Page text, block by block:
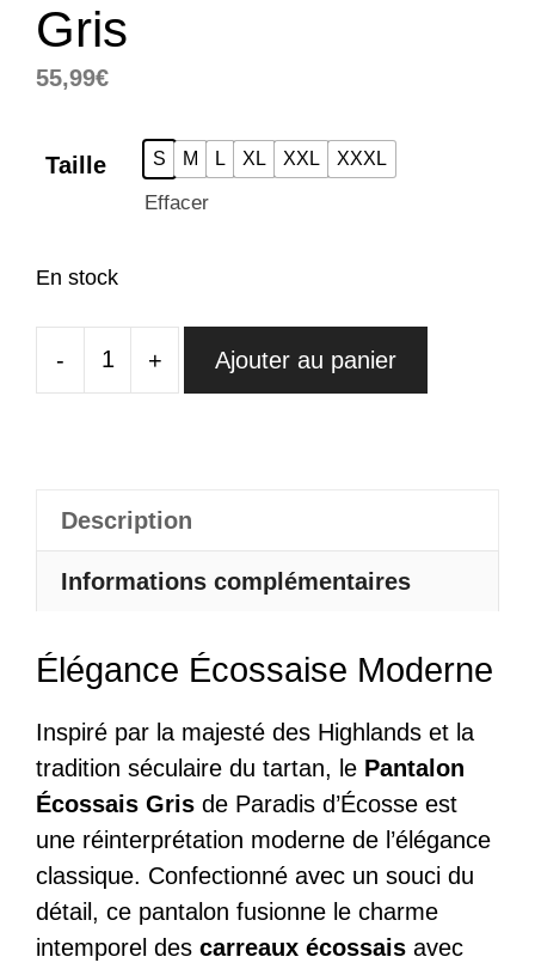
Gris
55,99€
Taille S M L XL XXL XXXL
Effacer
En stock
-
quantité
Gris
+ Ajouter au panier
Description
Informations complémentaires
Élégance Écossaise Moderne
Inspiré par la majesté des Highlands et la
tradition séculaire du tartan, le Pantalon
Écossais Gris de Paradis d’Écosse est
une réinterprétation moderne de l’élégance
classique. Confectionné avec un souci du
détail, ce pantalon fusionne le charme
intemporel des carreaux écossais avec